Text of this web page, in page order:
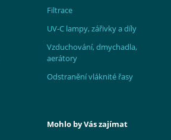
Filtrace
UV-C lampy, zářivky a díly
Vzduchování, dmychadla,
aerátory
Odstranění vláknité řasy
Mohlo by Vás zajímat